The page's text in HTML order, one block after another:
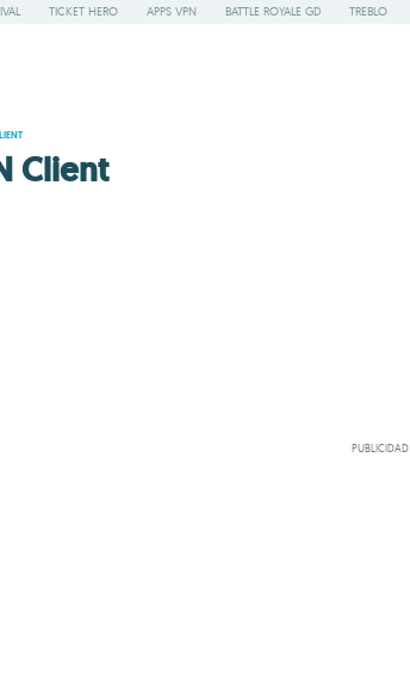
TICKET HERO APPS VPN BATTLE ROYALE GD TREBLO
Client
PUBLICIDAD